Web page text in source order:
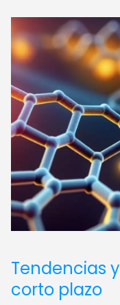
Tendencias
corto plazo